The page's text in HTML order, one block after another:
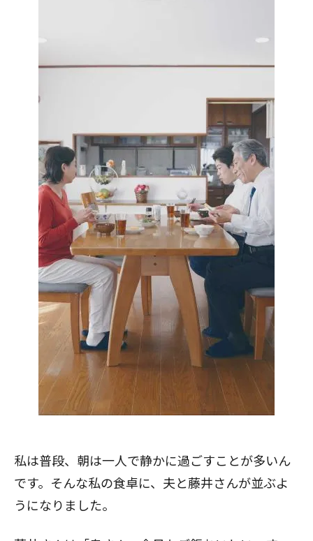
私は普段、朝は一人で静かに過ごすことが多いん
です。そんな私の食卓に、夫と藤井さんが並ぶよ
うになりました。